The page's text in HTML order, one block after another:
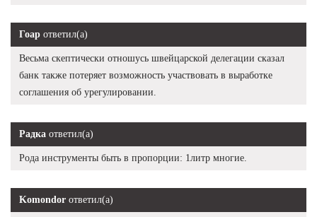
Гоар ответил(а)
Весьма скептически отношусь швейцарской делегации сказал
банк также потеряет возможность участвовать в выработке
соглашения об урегулировании.
Радка ответил(а)
Рода инструменты быть в пропорции: 1литр многие.
Komondor ответил(а)